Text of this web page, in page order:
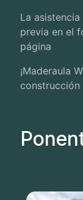
La
previa en el
página
¡Maderaula
construcción